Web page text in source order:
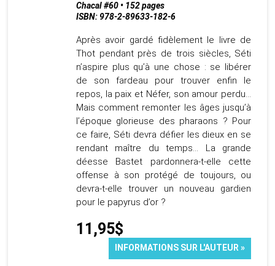
Chacal #60 • 152 pages
ISBN: 978-2-89633-182-6
Après avoir gardé fidèlement le livre de
Thot pendant près de trois siècles, Séti
n’aspire plus qu’à une chose : se libérer
de son fardeau pour trouver enfin le
repos, la paix et Néfer, son amour perdu…
Mais comment remonter les âges jusqu’à
l’époque glorieuse des pharaons ? Pour
ce faire, Séti devra défier les dieux en se
rendant maître du temps… La grande
déesse Bastet pardonnera-t-elle cette
offense à son protégé de toujours, ou
devra-t-elle trouver un nouveau gardien
pour le papyrus d’or ?
11,95$
INFORMATIONS SUR L'AUTEUR »